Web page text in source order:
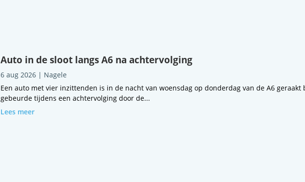
Auto in de sloot langs A6 na achtervolging
6 aug 2026| Nagele
Een auto met vier inzittenden is in de nacht van woensdag op donderdag van de A6 geraakt
gebeurde tijdens een achtervolging door de...
Lees meer